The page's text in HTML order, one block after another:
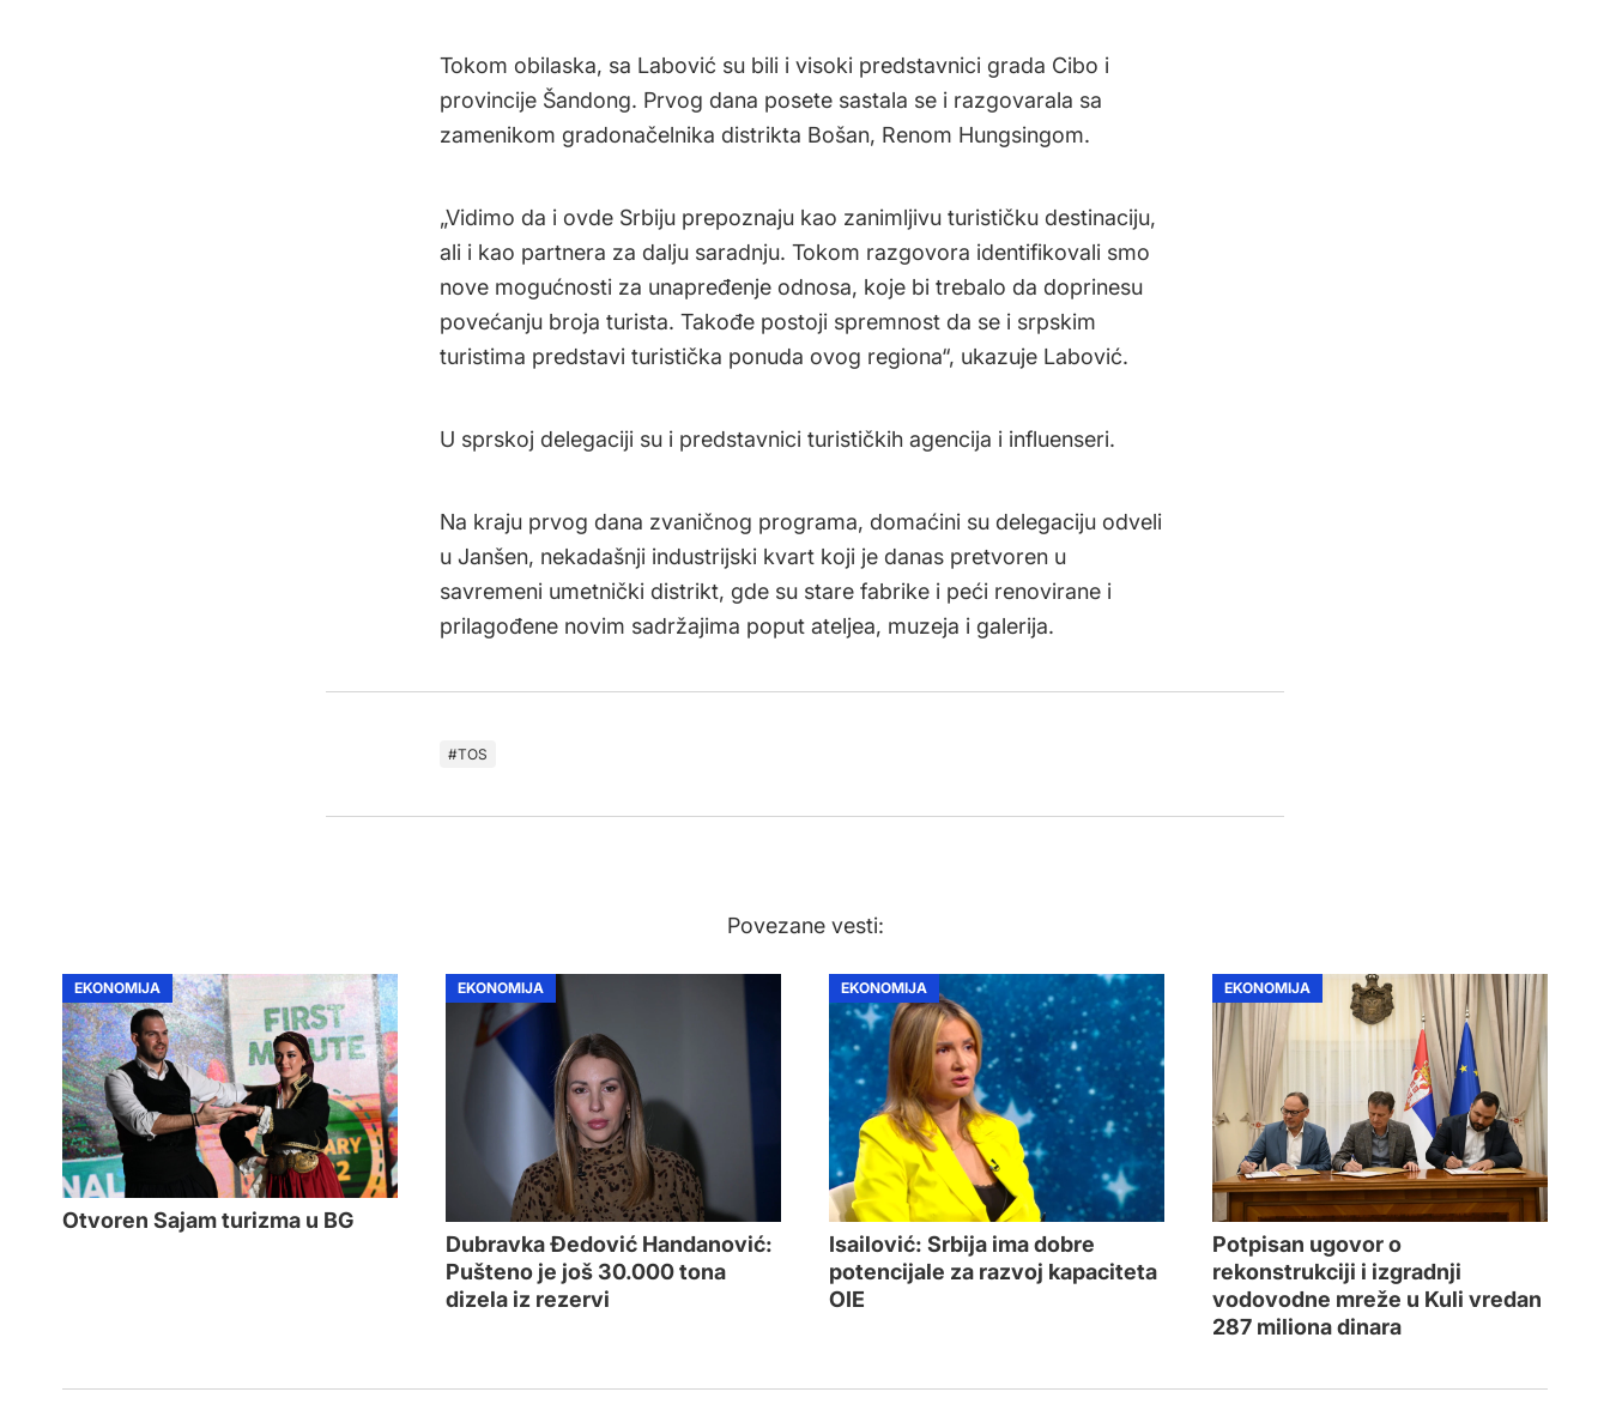
Tokom obilaska, sa Labović su bili i visoki predstavnici grada Cibo i
provincije Šandong. Prvog dana posete sastala se i razgovarala sa
zamenikom gradonačelnika distrikta Bošan, Renom Hungsingom.
„Vidimo da i ovde Srbiju prepoznaju kao zanimljivu turističku destinaciju,
ali i kao partnera za dalju saradnju. Tokom razgovora identifikovali smo
nove mogućnosti za unapređenje odnosa, koje bi trebalo da doprinesu
povećanju broja turista. Takođe postoji spremnost da se i srpskim
turistima predstavi turistička ponuda ovog regiona“, ukazuje Labović.
U sprskoj delegaciji su i predstavnici turističkih agencija i influenseri.
Na kraju prvog dana zvaničnog programa, domaćini su delegaciju odveli
u Janšen, nekadašnji industrijski kvart koji je danas pretvoren u
savremeni umetnički distrikt, gde su stare fabrike i peći renovirane i
prilagođene novim sadržajima poput ateljea, muzeja i galerija.
TOS
Povezane vesti:
EKONOMIJA
Otvoren Sajam turizma u BG
EKONOMIJA
Dubravka Đedović Handanović:
Pušteno je još 30.000 tona
dizela iz rezervi
EKONOMIJA
Isailović: Srbija ima dobre
potencijale za razvoj kapaciteta
OIE
EKONOMIJA
Potpisan ugovor o
rekonstrukciji i izgradnji
vodovodne mreže u Kuli vredan
287 miliona dinara